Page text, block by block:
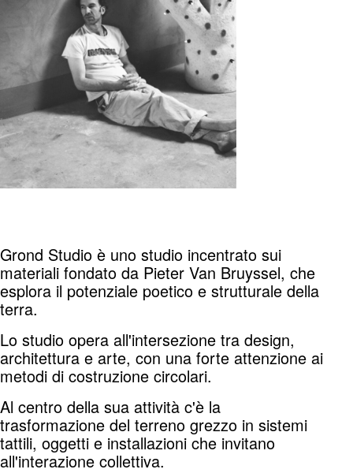
Grond Studio è uno studio incentrato sui
materiali fondato da Pieter Van Bruyssel, che
esplora il potenziale poetico e strutturale della
terra.
Lo studio opera all'intersezione tra design,
architettura e arte, con una forte attenzione ai
metodi di costruzione circolari.
Al centro della sua attività c'è la
trasformazione del terreno grezzo in sistemi
tattili, oggetti e installazioni che invitano
all'interazione collettiva.